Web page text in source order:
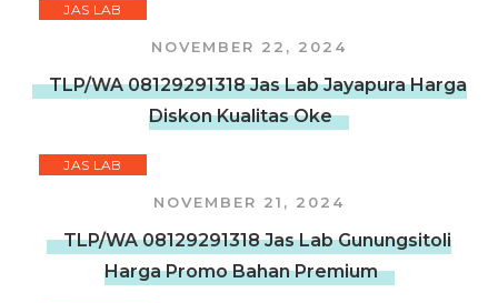
JAS LAB
NOVEMBER 22, 2024
TLP/WA 08129291318 Jas Lab Jayapura Harga
Diskon Kualitas Oke
JAS LAB
NOVEMBER 21, 2024
TLP/WA 08129291318 Jas Lab Gunungsitoli
Harga Promo Bahan Premium